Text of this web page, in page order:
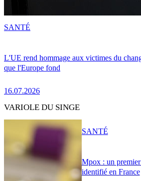
L'UE rend hommage aux victimes du
que l'Europe fond
16.07.2026
SANTÉ
VARIOLE DU SINGE
Mpox : un
identifié en France
SANTÉ